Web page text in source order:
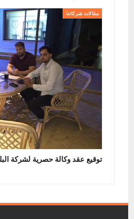
مقالات شركاتنا
توقيع عقد وكالة حصرية لشركة